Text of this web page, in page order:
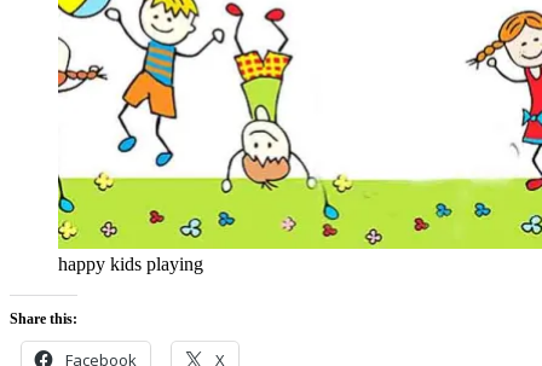
happy kids playing
Share this:
Facebook X